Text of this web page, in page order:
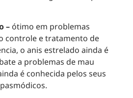
– ótimo em problemas
controle e tratamento de
o anis estrelado ainda é
a problemas de mau
é conhecida pelos seus